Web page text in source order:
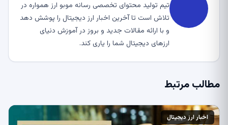
تیم تولید محتوای تخصصی رسانه موبو ارز همواره در
تلاش است تا آخرین اخبار ارز دیجیتال را پوشش دهد
و با ارائه مقالات جدید و بروز در آموزش دنیای
ارزهای دیجیتال شما را یاری کند.
مطالب مرتبط
اخبار ارز دیجیتال